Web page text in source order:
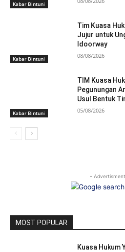
Kabar Bintuni
Kabar Bintuni
Tim Kuasa
Jujur untuk
Idoorway
08/08/2026
Kabar Bintuni
TIM Kuasa
Pegunungan
Usul Bentuk
05/08/2026
-
MOST POPULAR
Kuasa Hukum